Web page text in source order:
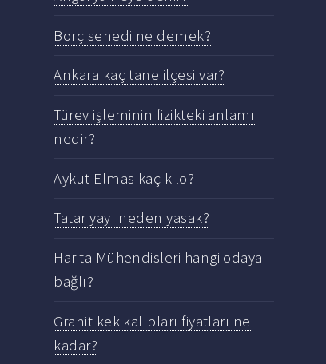
Borç senedi ne demek?
Ankara kaç tane ilçesi var?
Türev işleminin fizikteki anlamı
nedir?
Aykut Elmas kaç kilo?
Tatar yayı neden yasak?
Harita Mühendisleri hangi odaya
bağlı?
Granit kek kalıpları fiyatları ne
kadar?